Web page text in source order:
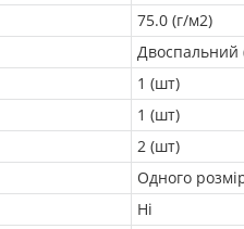
75.0 (г/м2)
Двоспальний
1 (шт)
1 (шт)
2 (шт)
Одного
Ні